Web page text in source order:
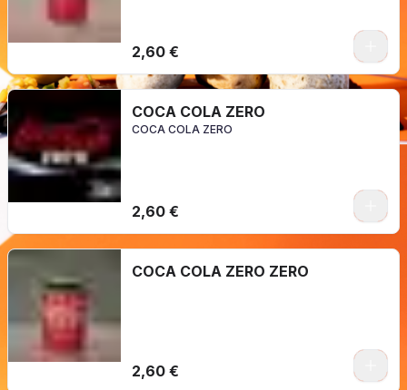
2,60 €
COCA COLA ZERO
COCA COLA ZERO
2,60 €
COCA COLA ZERO ZERO
2,60 €